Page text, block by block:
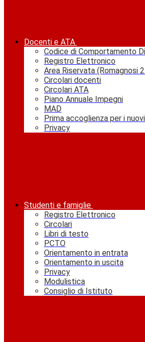
Docenti e ATA
Codice di Comportamento
Registro Elettronico
Area Riservata (Romagnosi
Circolari docenti
Circolari ATA
Piano Annuale Impegni
MAD
Prima accoglienza per i
Privacy
Studenti e famiglie
Registro Elettronico
Circolari
Libri di testo
PCTO
Orientamento in entrata
Orientamento in uscita
Privacy
Modulistica
Consiglio di Istituto